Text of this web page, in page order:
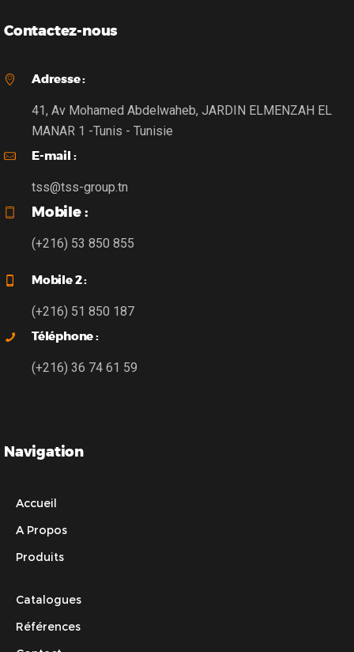
Contactez-nous
Adresse :
41, Av Mohamed Abdelwaheb, JARDIN ELMENZAH EL
MANAR 1 -Tunis - Tunisie
E-mail :
tss@tss-group.tn
Mobile :
(+216) 53 850 855
Mobile 2 :
(+216) 51 850 187
Téléphone :
(+216) 36 74 61 59
Navigation
Accueil
A Propos
Produits
Catalogues
Références